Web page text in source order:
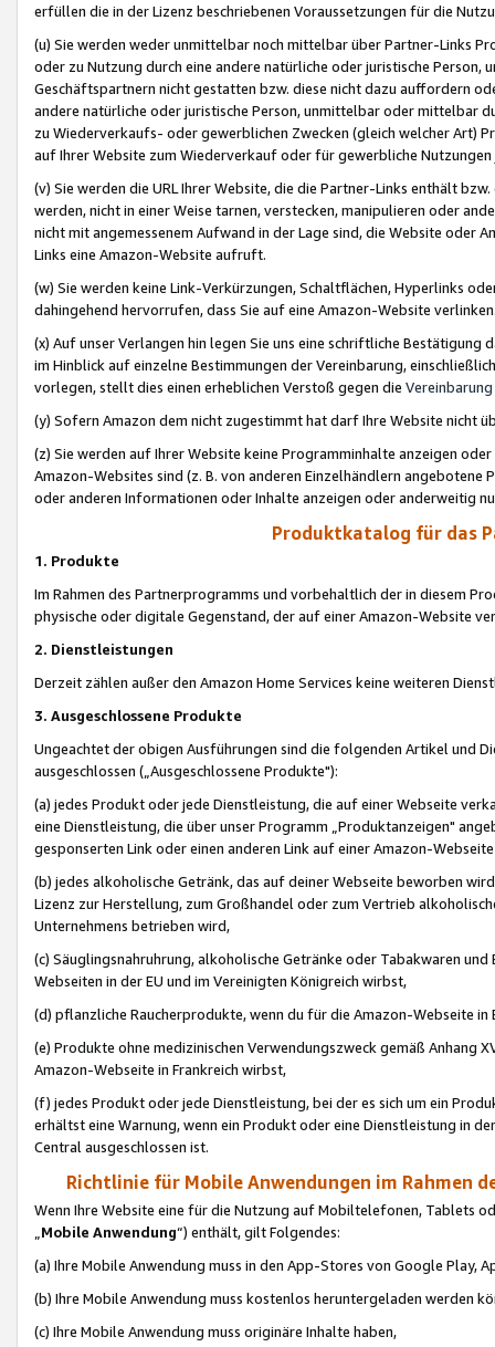
erfüllen die in der Lizenz beschriebenen Voraussetzungen für die
(u) Sie werden weder unmittelbar noch mittelbar über Partner-Links
oder zu Nutzung durch eine andere natürliche oder juristische
Geschäftspartnern nicht gestatten bzw. diese nicht dazu auffordern
andere natürliche oder juristische Person, unmittelbar oder mittelbar
zu Wiederverkaufs- oder gewerblichen Zwecken (gleich welcher Art)
auf Ihrer Website zum Wiederverkauf oder für gewerbliche
(v) Sie werden die URL Ihrer Website, die die Partner-Links enthält
werden, nicht in einer Weise tarnen, verstecken, manipulieren oder
nicht mit angemessenem Aufwand in der Lage sind, die Website oder
Links eine Amazon-Website aufruft.
(w) Sie werden keine Link-Verkürzungen, Schaltflächen, Hyperlinks
dahingehend hervorrufen, dass Sie auf eine Amazon-Website
(x) Auf unser Verlangen hin legen Sie uns eine schriftliche
im Hinblick auf einzelne Bestimmungen der Vereinbarung,
vorlegen, stellt dies einen erheblichen Verstoß gegen die Vereinbarung
(y) Sofern Amazon dem nicht zugestimmt hat darf Ihre Website nicht
(z) Sie werden auf Ihrer Website keine Programminhalte anzeigen
Amazon-Websites sind (z. B. von anderen Einzelhändlern
oder anderen Informationen oder Inhalte anzeigen oder anderweitig
Produktkatalog für das
1. Produkte
Im Rahmen des Partnerprogramms und vorbehaltlich der in diesem
physische oder digitale Gegenstand, der auf einer Amazon-Website
2. Dienstleistungen
Derzeit zählen außer den Amazon Home Services keine weiteren
3. Ausgeschlossene Produkte
Ungeachtet der obigen Ausführungen sind die folgenden Artikel und
ausgeschlossen („Ausgeschlossene Produkte"):
(a) jedes Produkt oder jede Dienstleistung, die auf einer Webseite
eine Dienstleistung, die über unser Programm „Produktanzeigen"
gesponserten Link oder einen anderen Link auf einer Amazon-
(b) jedes alkoholische Getränk, das auf deiner Webseite beworben
Lizenz zur Herstellung, zum Großhandel oder zum Vertrieb
Unternehmens betrieben wird,
(c) Säuglingsnahruhrung, alkoholische Getränke oder Tabakwaren
Webseiten in der EU und im Vereinigten Königreich wirbst,
(d) pflanzliche Raucherprodukte, wenn du für die Amazon-Webseite in
(e) Produkte ohne medizinischen Verwendungszweck gemäß Anhang
Amazon-Webseite in Frankreich wirbst,
(f) jedes Produkt oder jede Dienstleistung, bei der es sich um ein
erhältst eine Warnung, wenn ein Produkt oder eine Dienstleistung in
Central ausgeschlossen ist.
Richtlinie für Mobile Anwendungen im Rahmen
Wenn Ihre Website eine für die Nutzung auf Mobiltelefonen, Tablets
„Mobile Anwendung“) enthält, gilt Folgendes:
(a) Ihre Mobile Anwendung muss in den App-Stores von Google Play,
(b) Ihre Mobile Anwendung muss kostenlos heruntergeladen werden
(c) Ihre Mobile Anwendung muss originäre Inhalte haben,